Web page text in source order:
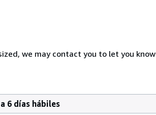
we may contact you to let you know
a 6 días hábiles